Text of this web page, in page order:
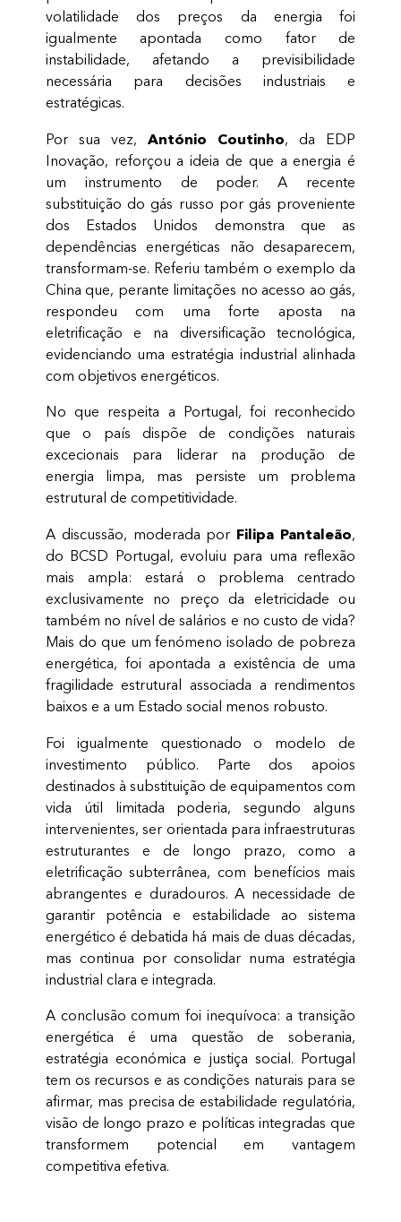
volatilidade dos preços da energia foi
igualmente apontada como fator de
instabilidade, afetando a previsibilidade
necessária para decisões industriais e
estratégicas.
Por sua vez, António Coutinho, da EDP
Inovação, reforçou a ideia de que a energia é
um instrumento de poder. A recente
substituição do gás russo por gás proveniente
dos Estados Unidos demonstra que as
dependências energéticas não desaparecem,
transformam-se. Referiu também o exemplo da
China que, perante limitações no acesso ao gás,
respondeu com uma forte aposta na
eletrificação e na diversificação tecnológica,
evidenciando uma estratégia industrial alinhada
com objetivos energéticos.
No que respeita a Portugal, foi reconhecido
que o país dispõe de condições naturais
excecionais para liderar na produção de
energia limpa, mas persiste um problema
estrutural de competitividade.
A discussão, moderada por Filipa Pantaleão,
do BCSD Portugal, evoluiu para uma reflexão
mais ampla: estará o problema centrado
exclusivamente no preço da eletricidade ou
também no nível de salários e no custo de vida?
Mais do que um fenómeno isolado de pobreza
energética, foi apontada a existência de uma
fragilidade estrutural associada a rendimentos
baixos e a um Estado social menos robusto.
Foi igualmente questionado o modelo de
investimento público. Parte dos apoios
destinados à substituição de equipamentos com
vida útil limitada poderia, segundo alguns
intervenientes, ser orientada para infraestruturas
estruturantes e de longo prazo, como a
eletrificação subterrânea, com benefícios mais
abrangentes e duradouros. A necessidade de
garantir potência e estabilidade ao sistema
energético é debatida há mais de duas décadas,
mas continua por consolidar numa estratégia
industrial clara e integrada.
A conclusão comum foi inequívoca: a transição
energética é uma questão de soberania,
estratégia económica e justiça social. Portugal
tem os recursos e as condições naturais para se
afirmar, mas precisa de estabilidade regulatória,
visão de longo prazo e políticas integradas que
transformem potencial em vantagem
competitiva efetiva.